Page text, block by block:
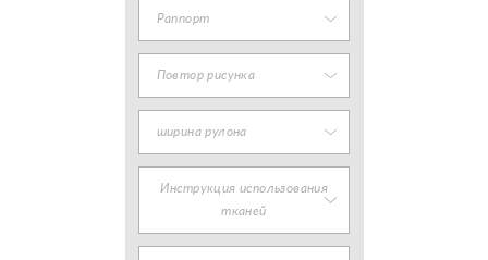
Раппорт
Повтор рисунка
ширина рулона
Инструкция использования
тканей